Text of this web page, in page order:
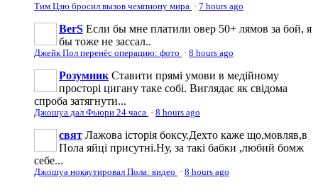
Тим Цзю бросил вызов чемпиону мира · 7 hours ago
BerS Если бы мне платили овер 50+ лямов за бой, я
бы тоже не зассал..
Джейк Пол перенёс операцию: фото · 8 hours ago
Розумник Ставити прямі умови в медійному
просторі цигану таке собі. Виглядає як свідома
спроба затягнути...
Джошуа дал Фьюри 24 часа · 8 hours ago
свят Лажова історія боксу.Дехто каже що,мовляв,в
Пола яйці присутні.Ну, за такі бабки ,любий бомж
себе...
Джошуа нокаутировал Пола: видео · 8 hours ago